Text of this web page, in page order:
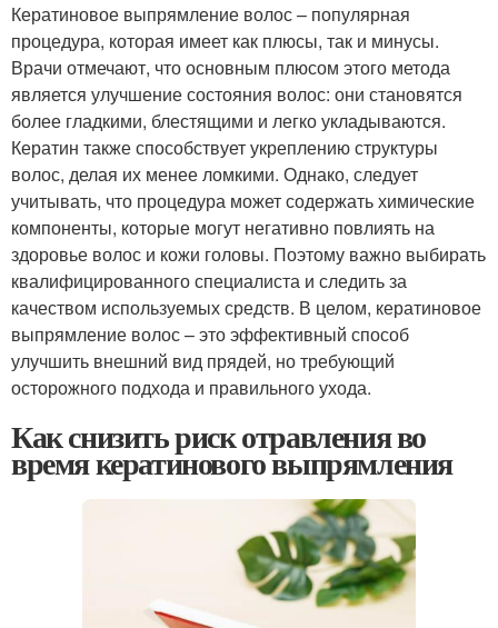
Кератиновое выпрямление волос – популярная
процедура, которая имеет как плюсы, так и минусы.
Врачи отмечают, что основным плюсом этого метода
является улучшение состояния волос: они становятся
более гладкими, блестящими и легко укладываются.
Кератин также способствует укреплению структуры
волос, делая их менее ломкими. Однако, следует
учитывать, что процедура может содержать химические
компоненты, которые могут негативно повлиять на
здоровье волос и кожи головы. Поэтому важно выбирать
квалифицированного специалиста и следить за
качеством используемых средств. В целом, кератиновое
выпрямление волос – это эффективный способ
улучшить внешний вид прядей, но требующий
осторожного подхода и правильного ухода.
Как снизить риск отравления во
время кератинового выпрямления